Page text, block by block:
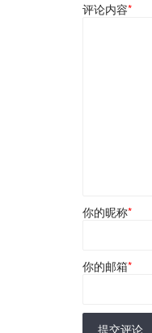
评论内容*
你的昵称*
你的邮箱*
提交评论